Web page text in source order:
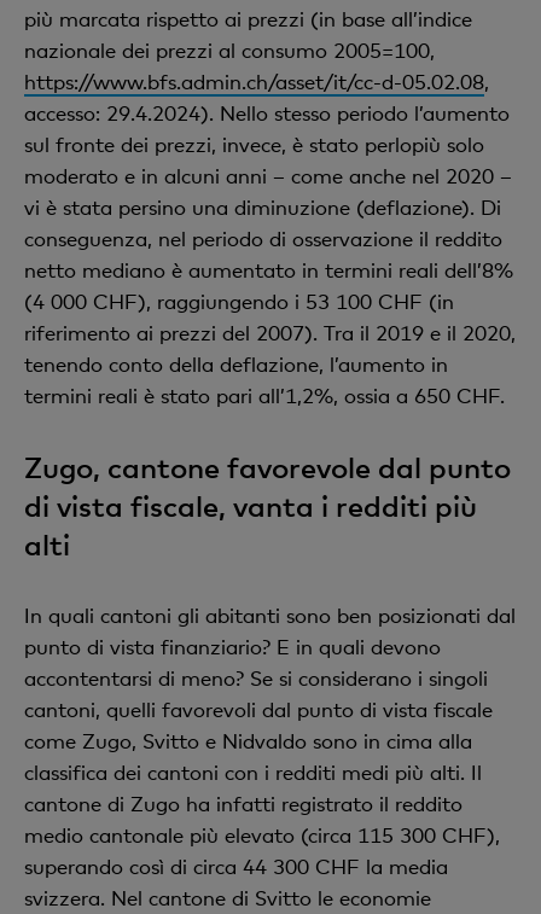
più marcata rispetto ai prezzi (in base all’indice
nazionale dei prezzi al consumo 2005=100,
https://www.bfs.admin.ch/asset/it/cc-d-05.02.08,
accesso: 29.4.2024). Nello stesso periodo l’aumento
sul fronte dei prezzi, invece, è stato perlopiù solo
moderato e in alcuni anni – come anche nel 2020 –
vi è stata persino una diminuzione (deflazione). Di
conseguenza, nel periodo di osservazione il reddito
netto mediano è aumentato in termini reali dell’8%
(4 000 CHF), raggiungendo i 53 100 CHF (in
riferimento ai prezzi del 2007). Tra il 2019 e il 2020,
tenendo conto della deflazione, l’aumento in
termini reali è stato pari all’1,2%, ossia a 650 CHF.
Zugo, cantone favorevole dal punto
di vista fiscale, vanta i redditi più
alti
In quali cantoni gli abitanti sono ben posizionati dal
punto di vista finanziario? E in quali devono
accontentarsi di meno? Se si considerano i singoli
cantoni, quelli favorevoli dal punto di vista fiscale
come Zugo, Svitto e Nidvaldo sono in cima alla
classifica dei cantoni con i redditi medi più alti. Il
cantone di Zugo ha infatti registrato il reddito
medio cantonale più elevato (circa 115 300 CHF),
superando così di circa 44 300 CHF la media
svizzera. Nel cantone di Svitto le economie